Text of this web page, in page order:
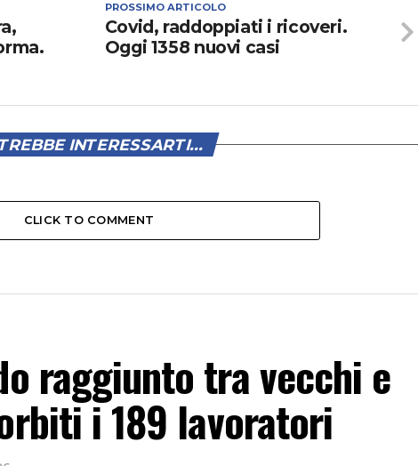
PROSSIMO ARTICOLO
Covid, raddoppiati i ricoveri.
Oggi 1358 nuovi casi
INTERESSARTI...
CLICK TO COMMENT
raggiunto tra vecchi e
i 189 lavoratori